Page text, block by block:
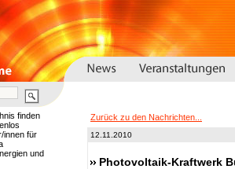
finden
innen für
und
Zurück zu den Nachrichten...
12.11.2010
Photovoltaik-Kraftwerk